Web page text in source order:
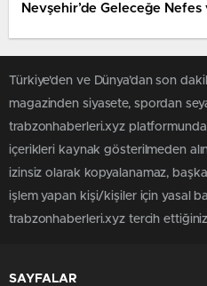
Nevşehir’de Geleceğe
Türkiye'den ve Dünya’dan son
magazinden siyasete, spordan
trabzonhaberleri.xyz
içerikleri kaynak gösterilmeden
izinsiz olarak kopyalanamaz, başka
işlem yapan kişi/kişiler için yasal
trabzonhaberleri.xyz tercih
SAYFALAR